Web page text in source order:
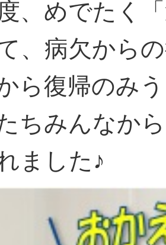
、めでたく
、病欠から
ら復帰のみ
ちみんなか
ました♪